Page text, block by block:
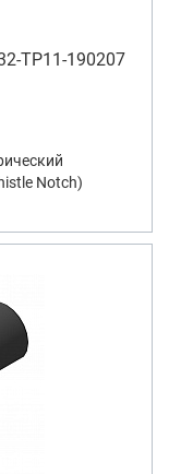
TP11-190207
Notch)